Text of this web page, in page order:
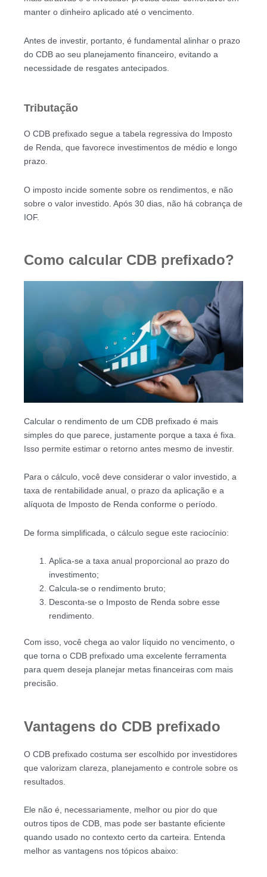
manter o dinheiro aplicado até o vencimento.
Antes de investir, portanto, é fundamental alinhar o prazo
do CDB ao seu planejamento financeiro, evitando a
necessidade de resgates antecipados.
Tributação
O CDB prefixado segue a tabela regressiva do Imposto
de Renda, que favorece investimentos de médio e longo
prazo.
O imposto incide somente sobre os rendimentos, e não
sobre o valor investido. Após 30 dias, não há cobrança de
IOF.
Como calcular CDB prefixado?
Calcular o rendimento de um CDB prefixado é mais
simples do que parece, justamente porque a taxa é fixa.
Isso permite estimar o retorno antes mesmo de investir.
Para o cálculo, você deve considerar o valor investido, a
taxa de rentabilidade anual, o prazo da aplicação e a
alíquota de Imposto de Renda conforme o período.
De forma simplificada, o cálculo segue este raciocínio:
Aplica-se a taxa anual proporcional ao prazo do
investimento;
Calcula-se o rendimento bruto;
Desconta-se o Imposto de Renda sobre esse
rendimento.
Com isso, você chega ao valor líquido no vencimento, o
que torna o CDB prefixado uma excelente ferramenta
para quem deseja planejar metas financeiras com mais
precisão.
Vantagens do CDB prefixado
O CDB prefixado costuma ser escolhido por investidores
que valorizam clareza, planejamento e controle sobre os
resultados.
Ele não é, necessariamente, melhor ou pior do que
outros tipos de CDB, mas pode ser bastante eficiente
quando usado no contexto certo da carteira. Entenda
melhor as vantagens nos tópicos abaixo: